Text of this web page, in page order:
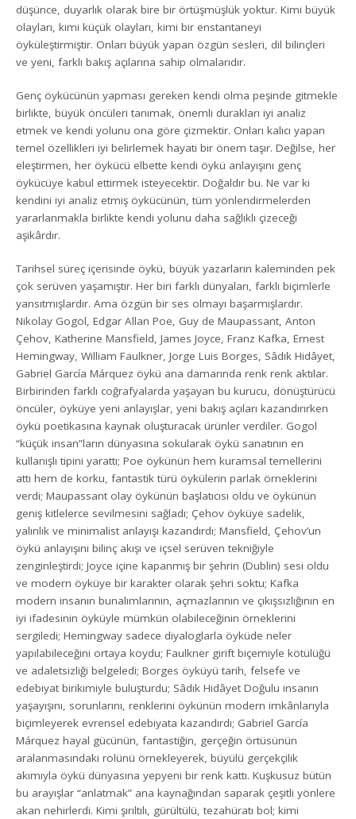
düşünce, duyarlık olarak bire bir örtüşmüşlük yoktur. Kimi büyük
olayları, kimi küçük olayları, kimi bir enstantaneyi
öyküleştirmiştir. Onları büyük yapan özgün sesleri, dil bilinçleri
ve yeni, farklı bakış açılarına sahip olmalarıdır.
Genç öykücünün yapması gereken kendi olma peşinde gitmekle
birlikte, büyük öncüleri tanımak, önemli durakları iyi analiz
etmek ve kendi yolunu ona göre çizmektir. Onları kalıcı yapan
temel özellikleri iyi belirlemek hayati bir önem taşır. Değilse, her
eleştirmen, her öykücü elbette kendi öykü anlayışını genç
öykücüye kabul ettirmek isteyecektir. Doğaldır bu. Ne var ki
kendini iyi analiz etmiş öykücünün, tüm yönlendirmelerden
yararlanmakla birlikte kendi yolunu daha sağlıklı çizeceği
aşikârdır.
Tarihsel süreç içerisinde öykü, büyük yazarların kaleminden pek
çok serüven yaşamıştır. Her biri farklı dünyaları, farklı biçimlerle
yansıtmışlardır. Ama özgün bir ses olmayı başarmışlardır.
Nikolay Gogol, Edgar Allan Poe, Guy de Maupassant, Anton
Çehov, Katherine Mansfield, James Joyce, Franz Kafka, Ernest
Hemingway, William Faulkner, Jorge Luis Borges, Sâdık Hidâyet,
Gabriel García Márquez öykü ana damarında renk renk aktılar.
Birbirinden farklı coğrafyalarda yaşayan bu kurucu, dönüştürücü
öncüler, öyküye yeni anlayışlar, yeni bakış açıları kazandırırken
öykü poetikasına kaynak oluşturacak ürünler verdiler. Gogol
“küçük insan”ların dünyasına sokularak öykü sanatının en
kullanışlı tipini yarattı; Poe öykünün hem kuramsal temellerini
attı hem de korku, fantastik türü öykülerin parlak örneklerini
verdi; Maupassant olay öykünün başlatıcısı oldu ve öykünün
geniş kitlelerce sevilmesini sağladı; Çehov öyküye sadelik,
yalınlık ve minimalist anlayışı kazandırdı; Mansfield, Çehov’un
öykü anlayışını bilinç akışı ve içsel serüven tekniğiyle
zenginleştirdi; Joyce içine kapanmış bir şehrin (Dublin) sesi oldu
ve modern öyküye bir karakter olarak şehri soktu; Kafka
modern insanın bunalımlarının, açmazlarının ve çıkışsızlığının en
iyi ifadesinin öyküyle mümkün olabileceğinin örneklerini
sergiledi; Hemingway sadece diyaloglarla öyküde neler
yapılabileceğini ortaya koydu; Faulkner girift biçemiyle kötülüğü
ve adaletsizliği belgeledi; Borges öyküyü tarih, felsefe ve
edebiyat birikimiyle buluşturdu; Sâdık Hidâyet Doğulu insanın
yaşayışını, sorunlarını, renklerini öykünün modern imkânlarıyla
biçimleyerek evrensel edebiyata kazandırdı; Gabriel García
Márquez hayal gücünün, fantastiğin, gerçeğin örtüsünün
aralanmasındaki rolünü örnekleyerek, büyülü gerçekçilik
akımıyla öykü dünyasına yepyeni bir renk kattı. Kuşkusuz bütün
bu arayışlar “anlatmak” ana kaynağından saparak çeşitli yönlere
akan nehirlerdi. Kimi şırıltılı, gürültülü, tezahüratı bol; kimi